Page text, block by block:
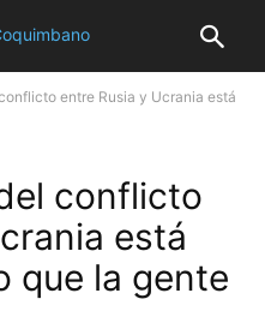
entre Rusia y Ucrania está
conflicto
está
que la gente